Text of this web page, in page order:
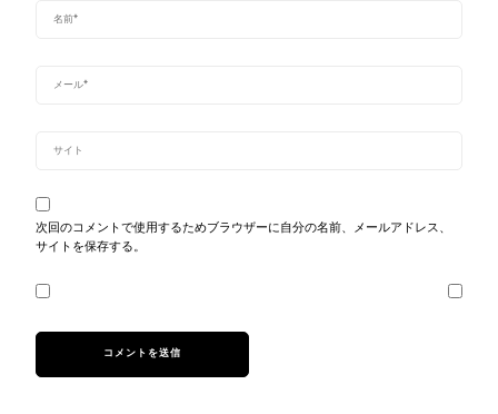
次回のコメントで使用するためブラウザーに自分の名前、メールアドレス、
サイトを保存する。